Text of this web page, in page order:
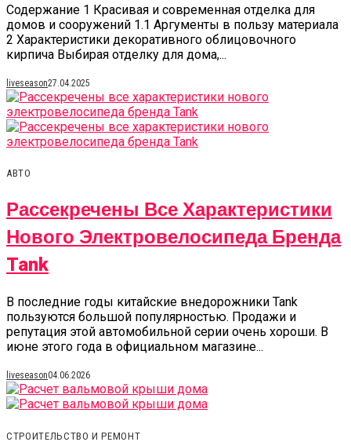
Содержание 1 Красивая и современная отделка для
домов и сооружений 1.1 Аргументы в пользу материала
2 Характеристики декоративного облицовочного
кирпича Выбирая отделку для дома,...
liveseason27.04.2025
АВТО
Рассекречены Все Характеристики
Нового Электровелосипеда Бренда
Tank
В последние годы китайские внедорожники Tank
пользуются большой популярностью. Продажи и
репутация этой автомобильной серии очень хороши. В
июне этого года в официальном магазине...
liveseason04.06.2026
СТРОИТЕЛЬСТВО И РЕМОНТ